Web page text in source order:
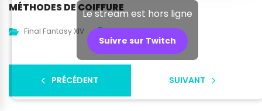
MÉTHODES DE COIFFURE
Final Fantasy XIV 22 septembre 2023
PRÉCÉDENT SUIVANT
Le stream est hors ligne
Suivre sur Twitch